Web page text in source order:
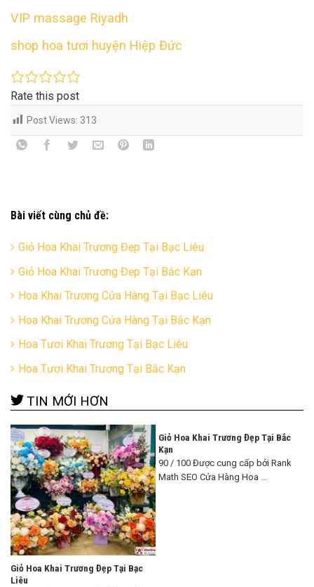
VIP massage Riyadh
shop hoa tươi huyện Hiệp Đức
Rate this post
Post Views: 313
Bài viết cùng chủ đề:
Giỏ Hoa Khai Trương Đẹp Tại Bạc Liêu
Giỏ Hoa Khai Trương Đẹp Tại Bắc Kạn
Hoa Khai Trương Cửa Hàng Tại Bạc Liêu
Hoa Khai Trương Cửa Hàng Tại Bắc Kạn
Hoa Tươi Khai Trương Tại Bạc Liêu
Hoa Tươi Khai Trương Tại Bắc Kạn
TIN MỚI HƠN
Giỏ Hoa Khai Trương Đẹp Tại Bạc
Liêu
Giỏ Hoa Khai Trương Đẹp Tại Bắc
Kạn
90 / 100 Được cung cấp bởi Rank
Math SEO Cửa Hàng Hoa ...